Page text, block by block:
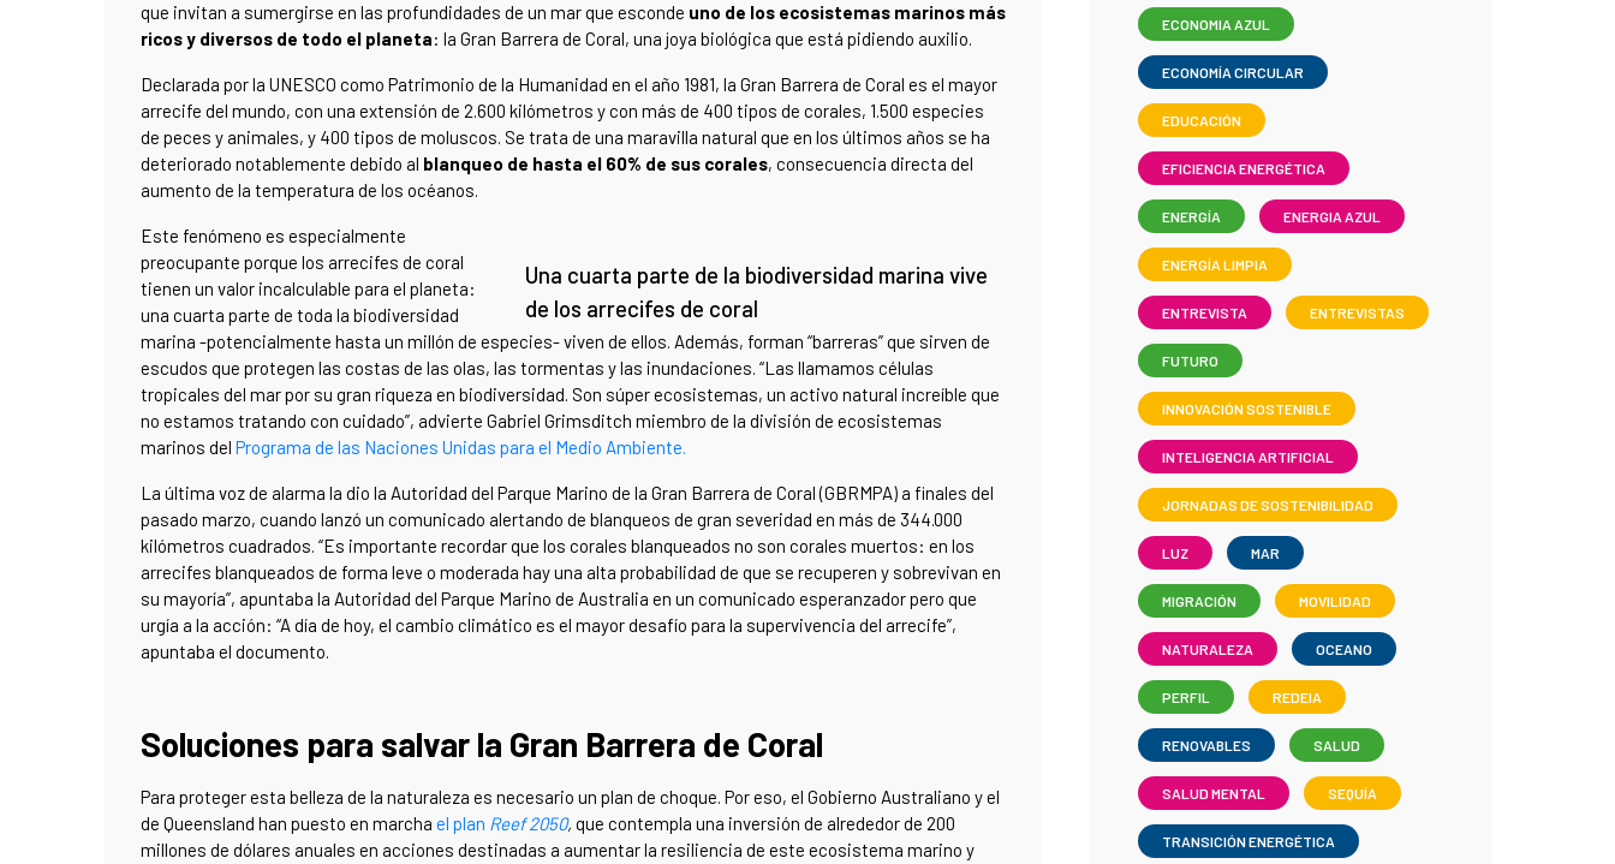
que invitan a sumergirse en las profundidades de un mar que esconde uno de los ecosistemas marinos más
ricos y diversos de todo el planeta: la Gran Barrera de Coral, una joya biológica que está pidiendo auxilio.
Declarada por la UNESCO como Patrimonio de la Humanidad en el año 1981, la Gran Barrera de Coral es el mayor
arrecife del mundo, con una extensión de 2.600 kilómetros y con más de 400 tipos de corales, 1.500 especies
de peces y animales, y 400 tipos de moluscos. Se trata de una maravilla natural que en los últimos años se ha
deteriorado notablemente debido al blanqueo de hasta el 60% de sus corales, consecuencia directa del
aumento de la temperatura de los océanos.
Una cuarta parte de la biodiversidad marina vive
de los arrecifes de coral
Este fenómeno es especialmente
preocupante porque los arrecifes de coral
tienen un valor incalculable para el planeta:
una cuarta parte de toda la biodiversidad
marina -potencialmente hasta un millón de especies- viven de ellos. Además, forman “barreras” que sirven de
escudos que protegen las costas de las olas, las tormentas y las inundaciones. “Las llamamos células
tropicales del mar por su gran riqueza en biodiversidad. Son súper ecosistemas, un activo natural increíble que
no estamos tratando con cuidado”, advierte Gabriel Grimsditch miembro de la división de ecosistemas
marinos del Programa de las Naciones Unidas para el Medio Ambiente.
La última voz de alarma la dio la Autoridad del Parque Marino de la Gran Barrera de Coral (GBRMPA) a finales del
pasado marzo, cuando lanzó un comunicado alertando de blanqueos de gran severidad en más de 344.000
kilómetros cuadrados. “Es importante recordar que los corales blanqueados no son corales muertos: en los
arrecifes blanqueados de forma leve o moderada hay una alta probabilidad de que se recuperen y sobrevivan en
su mayoría”, apuntaba la Autoridad del Parque Marino de Australia en un comunicado esperanzador pero que
urgía a la acción: “A día de hoy, el cambio climático es el mayor desafío para la supervivencia del arrecife”,
apuntaba el documento.
Soluciones para salvar la Gran Barrera de Coral
Para proteger esta belleza de la naturaleza es necesario un plan de choque. Por eso, el Gobierno Australiano y el
de Queensland han puesto en marcha el plan Reef 2050, que contempla una inversión de alrededor de 200
millones de dólares anuales en acciones destinadas a aumentar la resiliencia de este ecosistema marino y
ECONOMIA AZUL
ECONOMÍA CIRCULAR
EDUCACIÓN
EFICIENCIA ENERGÉTICA
ENERGÍA ENERGIA AZUL
ENERGÍA LIMPIA
ENTREVISTA ENTREVISTAS
FUTURO
INNOVACIÓN SOSTENIBLE
INTELIGENCIA ARTIFICIAL
JORNADAS DE SOSTENIBILIDAD
LUZ MAR
MIGRACIÓN MOVILIDAD
NATURALEZA OCEANO
PERFIL REDEIA
RENOVABLES SALUD
SALUD MENTAL SEQUÍA
TRANSICIÓN ENERGÉTICA